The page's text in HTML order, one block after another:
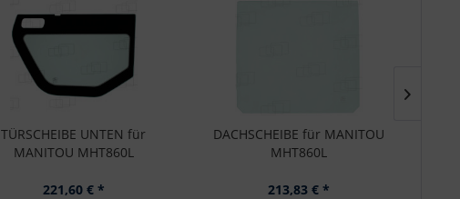
TÜRSCHEIBE UNTEN für
MANITOU MHT860L
221,60 € *
DACHSCHEIBE für MANITOU
MHT860L
213,83 € *